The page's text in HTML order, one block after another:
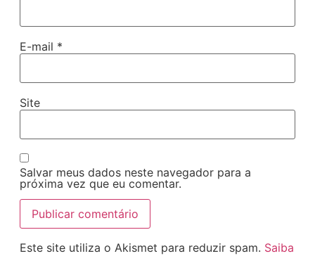
E-mail *
Site
Salvar meus dados neste navegador para a
próxima vez que eu comentar.
Este site utiliza o Akismet para reduzir spam. Saiba